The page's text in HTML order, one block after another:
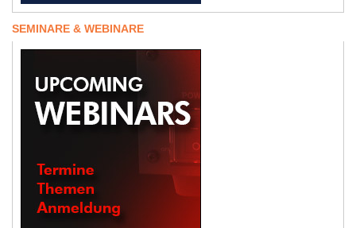
SEMINARE & WEBINARE